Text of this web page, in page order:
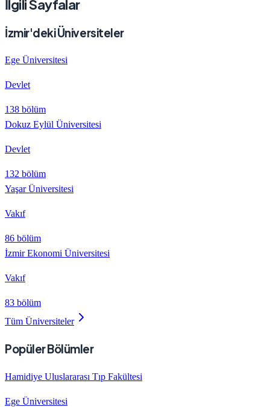
İlgili Sayfalar
İzmir'deki Üniversiteler
Ege Üniversitesi
Devlet
138 bölüm
Dokuz Eylül Üniversitesi
Devlet
132 bölüm
Yaşar Üniversitesi
Vakıf
86 bölüm
İzmir Ekonomi Üniversitesi
Vakıf
83 bölüm
Tüm Üniversiteler
Popüler Bölümler
Hamidiye Uluslararası Tıp Fakültesi
Ege Üniversitesi